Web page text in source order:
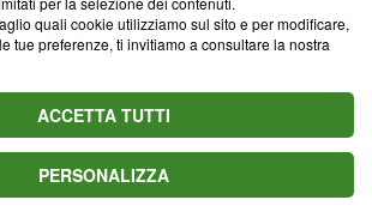
decorati con la crema al burro
l'erogazione del bonus 200 euro per
Katie, amanti o fidanzati?
quali cookie utilizziamo sul sito e per modificare,
tue preferenze, ti invitiamo a consultare la nostra
ACCETTA TUTTI
PERSONALIZZA